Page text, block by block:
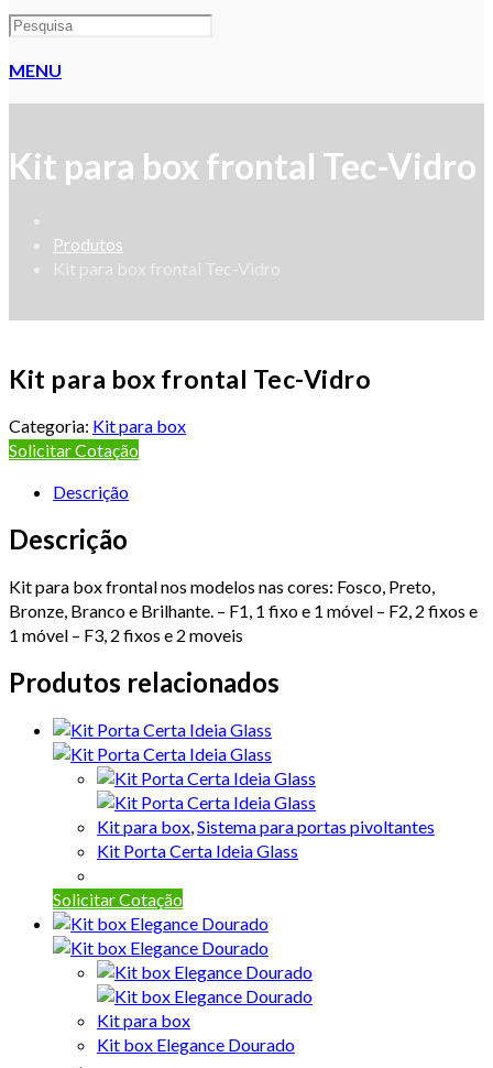
MENU
Kit para box frontal Tec-Vidro
Produtos
Kit para box frontal Tec-Vidro
Kit para box frontal Tec-Vidro
Categoria: Kit para box
Solicitar Cotação
Descrição
Descrição
Kit para box frontal nos modelos nas cores: Fosco, Preto,
Bronze, Branco e Brilhante. – F1, 1 fixo e 1 móvel – F2, 2 fixos e
1 móvel – F3, 2 fixos e 2 moveis
Produtos relacionados
Kit para box Sistema para portas pivoltantes
Kit Porta Certa Ideia Glass
Solicitar Cotação
Kit para box
Kit box Elegance Dourado